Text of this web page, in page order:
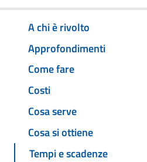
A chi è rivolto
Approfondimenti
Come fare
Costi
Cosa serve
Cosa si ottiene
Tempi e scadenze